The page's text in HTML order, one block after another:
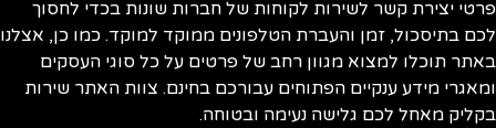
יצירת קשר לשירות לקוחות של חברות שונות בכדי לחסוך
בתיסכול, זמן והעברת הטלפונים ממוקד למוקד. כמו כן, אצלנו
תוכלו למצוא מגוון רחב של פרטים על כל סוגי העסקים
מידע ענקיים הפתוחים עבורכם בחינם. צוות האתר שירות
מאחל לכם גלישה נעימה ובטוחה.